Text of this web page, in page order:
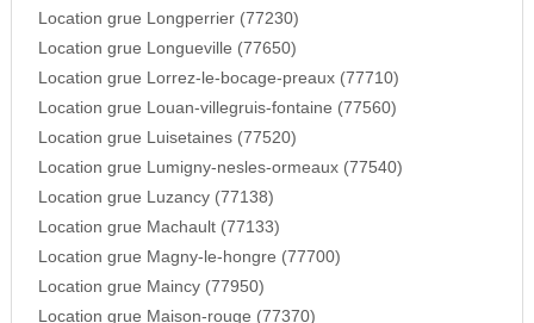
Location grue Longperrier (77230)
Location grue Longueville (77650)
Location grue Lorrez-le-bocage-preaux (77710)
Location grue Louan-villegruis-fontaine (77560)
Location grue Luisetaines (77520)
Location grue Lumigny-nesles-ormeaux (77540)
Location grue Luzancy (77138)
Location grue Machault (77133)
Location grue Magny-le-hongre (77700)
Location grue Maincy (77950)
Location grue Maison-rouge (77370)